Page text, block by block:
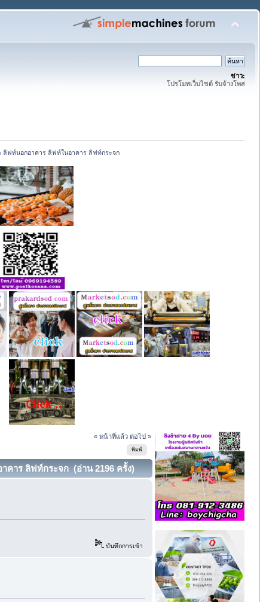
ข่าว:
โปรโมทเว็บไซต์ รับจ้างโพส
ลิฟท์นอกอาคาร ลิฟท์ในอาคาร ลิฟท์กระจก
« หน้าที่แล้ว ต่อไป »
พิมพ์
คาร ลิฟท์กระจก (อ่าน 2196 ครั้ง)
บันทึกการเข้า